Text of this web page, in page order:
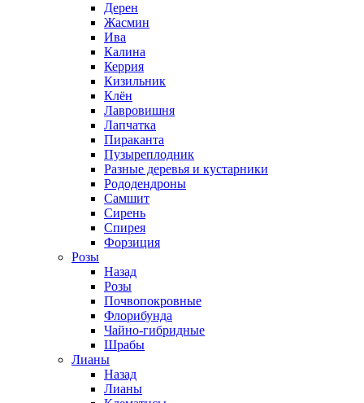
Дерен
Жасмин
Ива
Калина
Керрия
Кизильник
Клён
Лавровишня
Лапчатка
Пираканта
Пузыреплодник
Разные деревья и кустарники
Рододендроны
Самшит
Сирень
Спирея
Форзиция
Розы
Назад
Розы
Почвопокровные
Флорибунда
Чайно-гибридные
Шрабы
Лианы
Назад
Лианы